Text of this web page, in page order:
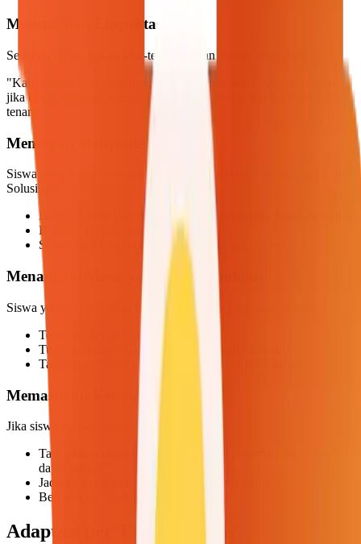
Menetapkan Ekspektasi
Sebelum membagikan teka-teki, tetapkan aturan yang jelas:
"Kalian akan bekerja dengan tenang dan mandiri. Angkat tangan
jika butuh bantuan. Setelah selesai, balik kertas dan baca dengan
tenang."
Mencegah Menyontek
Siswa yang menyontek dari teman sebangku tidak belajar apa pun.
Solusinya:
Buat 2-3 versi dari setiap teka-teki (kata sama, kotak berbeda)
Bagikan versi bergantian per baris
Siswa tidak bisa menyalin tata letak yang berbeda
Menangani Siswa yang Selesai Duluan
Siswa yang cepat selesai bisa mengganggu yang lain. Siapkan:
Teka-teki kedua yang lebih sulit
Tugas lanjutan: "Gunakan 5 kata dalam kalimat"
Tantangan: "Buat teka-tekimu sendiri di balik kertas"
Memastikan Keterlibatan
Jika siswa terlihat bosan:
Tambahkan elemen kompetisi: "Meja pertama yang selesai
dapat hadiah"
Jadikan kolaboratif: "Kerjakan bersama partner"
Beri waktu: "Ronde kilat 5 menit!"
Adaptasi per Tingkat Kelas